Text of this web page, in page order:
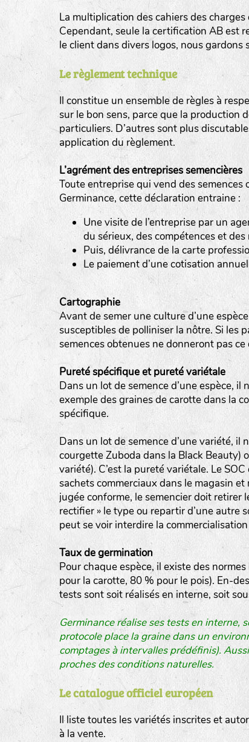
BINGENHEIMER SAATGUT (BGH)
DE BOLSTER (DBO)
GRAINE DEL PAÏS (GDP)
www.grainesdelpais.com
JARDIN EN’VIE (JEV)
LA BOITE A GRAINES (LBAG)
L’AUBEPIN (PDO)
LE BIAU GERME (LBG)
www.biaugerme.com
SATIVA RHEINAU (SAD)
SEMAILLES (SEM)
www.semaille.com
La multiplication des cahiers des
Cependant, seule la certification AB est
le client dans divers logos, nous gardons
Le règlement technique
Il constitue un ensemble de règles à
sur le bon sens, parce que la production
particuliers. D’autres sont plus
application du règlement.
L’agrément des entreprises semencières
Toute entreprise qui vend des semences
Germinance, cette déclaration entraine :
Une visite de l’entreprise par un
du sérieux, des compétences et
Puis, délivrance de la carte
Le paiement d’une cotisation
Cartographie
Avant de semer une culture d’une
susceptibles de polliniser la nôtre. Si les
semences obtenues ne donneront pas ce
Pureté spécifique et pureté variétale
Dans un lot de semence d’une espèce,
exemple des graines de carotte dans la
spécifique.
Dans un lot de semence d’une variété, il
courgette Zuboda dans la Black Beauty)
variété). C’est la pureté variétale. Le
sachets commerciaux dans le magasin
jugée conforme, le semencier doit retirer
rectifier » le type ou repartir d’une autre
peut se voir interdire la commercialisation
Taux de germination
Pour chaque espèce, il existe des
pour la carotte, 80 % pour le pois). En-
tests sont soit réalisés en interne, soit
Germinance réalise ses tests en interne,
protocole place la graine dans un
comptages à intervalles prédéfinis).
proches des conditions naturelles.
Le catalogue officiel européen
Il liste toutes les variétés inscrites et
à la vente.
Légumes feuilles
Légumes racines
Plantes aromatiques